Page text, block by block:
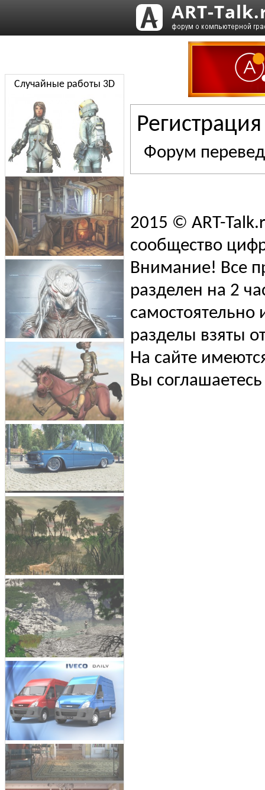
Форум
Случайные работы 3D
2015 © ART-
сообщество
Внимание! Все
разделен на 2
самостоятельно
разделы взяты
На сайте
Вы